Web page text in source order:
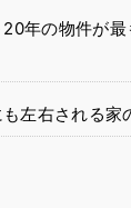
年の物件が
左右される家